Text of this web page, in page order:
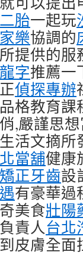
胎一起玩
樂協調的
提供的
字推薦一
偵探專辦
格教育課
,嚴謹思
活文摘
當舖健康
矯正牙齒設
有豪華過
美食壯陽
負責人台北
皮膚全面